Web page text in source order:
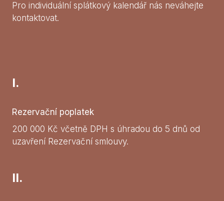
Pro individuální splátkový kalendář nás neváhejte
kontaktovat.
I.
Rezervační poplatek
200 000 Kč včetně DPH s úhradou do 5 dnů od
uzavření Rezervační smlouvy.
II.